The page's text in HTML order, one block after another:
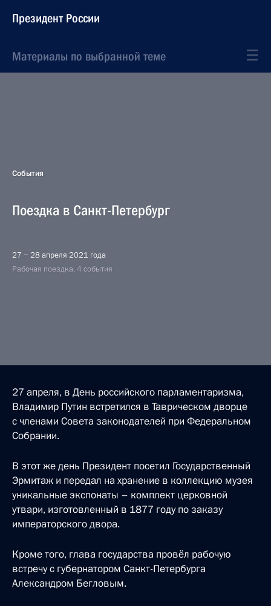
Президент России
Материалы по выбранной теме
События
Поездка в Санкт-Петербург
27 − 28 апреля 2021 года
Рабочая поездка, 4 события
27 апреля, в День российского парламентаризма,
Владимир Путин встретился в Таврическом дворце
с членами Совета законодателей при Федеральном
Собрании.
В этот же день Президент посетил Государственный
Эрмитаж и передал на хранение в коллекцию музея
уникальные экспонаты – комплект церковной
утвари, изготовленный в 1877 году по заказу
императорского двора.
Кроме того, глава государства провёл рабочую
встречу с губернатором Санкт-Петербурга
Александром Бегловым.